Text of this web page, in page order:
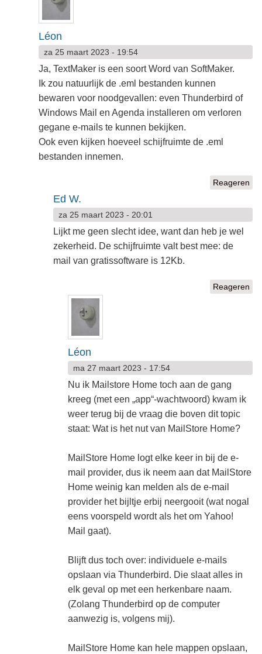
Léon
za 25 maart 2023 - 19:54
Ja, TextMaker is een soort Word van SoftMaker.
Ik zou natuurlijk de .eml bestanden kunnen
bewaren voor noodgevallen: even Thunderbird of
Windows Mail en Agenda installeren om verloren
gegane e-mails te kunnen bekijken.
Ook even kijken hoeveel schijfruimte de .eml
bestanden innemen.
Reageren
Ed W.
za 25 maart 2023 - 20:01
Lijkt me geen slecht idee, want dan heb je wel
zekerheid. De schijfruimte valt best mee: de
mail van gratissoftware is 12Kb.
Reageren
Léon
ma 27 maart 2023 - 17:54
Nu ik Mailstore Home toch aan de gang
kreeg (met een „app“-wachtwoord) kwam ik
weer terug bij de vraag die boven dit topic
staat: Wat is het nut van MailStore Home?
MailStore Home logt elke keer in bij de e-
mail provider, dus ik neem aan dat MailStore
Home weinig kan melden als de e-mail
provider het bijltje erbij neergooit (wat nogal
eens voorspeld wordt als het om Yahoo!
Mail gaat).
Blijft dus toch over: individuele e-mails
opslaan via Thunderbird. Die slaat alles in
elk geval op met een herkenbare naam.
(Zolang Thunderbird op de computer
aanwezig is, volgens mij).
MailStore Home kan hele mappen opslaan,